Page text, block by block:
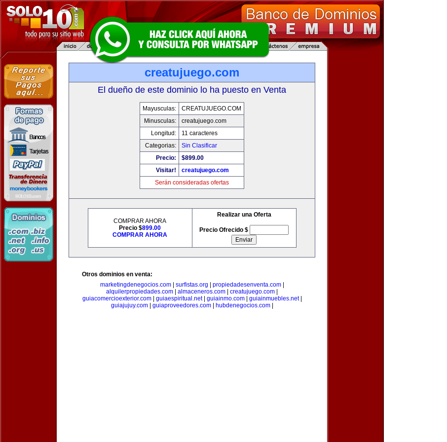
creatujuego.com
El dueño de este dominio lo ha puesto en Venta
Mayusculas:
CREATUJUEGO.COM
Minusculas:
creatujuego.com
Longitud:
11 caracteres
Categorias:
Sin Clasificar
Precio:
$899.00
Visitar!
creatujuego.com
Serán consideradas ofertas
COMPRAR AHORA
Precio $899.00
COMPRAR AHORA
Realizar una Oferta
Precio Ofrecido $
Otros dominios en venta:
marketingdenegocios.com| surfistas.org propiedadesenventa.com|
alquilerpropiedades.com
almaceneros.com creatujuego.com
guiacomercioexterior.com| guiaespiritual.net| guiainmo.com| guiainmuebles.net|
guiajujuy.com| guiaproveedores.com| hubdenegocios.com|